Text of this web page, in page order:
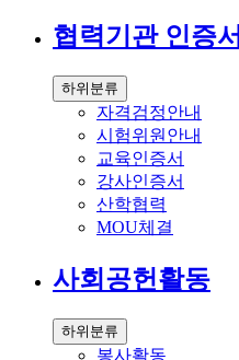
협력기관 인증서
하위분류
자격검정안내
시험위원안내
교육인증서
강사인증서
산학협력
MOU체결
사회공헌활동
하위분류
봉사활동